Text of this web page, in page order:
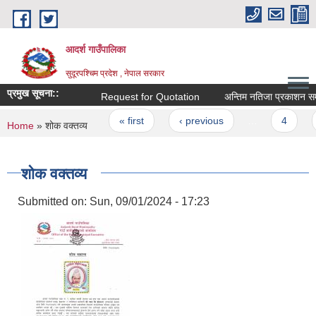
Skip to main content
आदर्श गाउँपालिका
सुदूरपश्चिम प्रदेश , नेपाल सरकार
प्रमुख सूचना:: Request for Quotation अन्तिम नतिजा प्रकाशन
Pages
« first ‹ previous
You are here
Home » शोक वक्तव्य
शोक वक्तव्य
Submitted on: Sun, 09/01/2024 - 17:23